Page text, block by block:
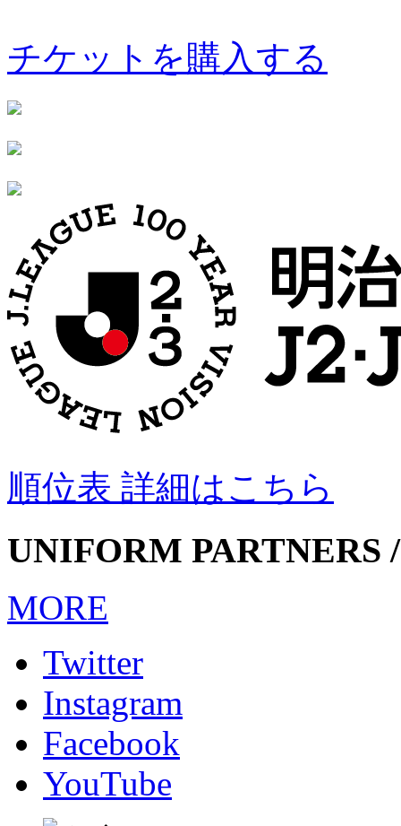
チケットを購入する
順位表 詳細はこちら
UNIFORM PARTNERS
MORE
Twitter
Instagram
Facebook
YouTube